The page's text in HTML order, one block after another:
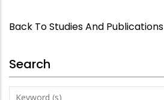
Back To Studies And Publications
Search
Keyword